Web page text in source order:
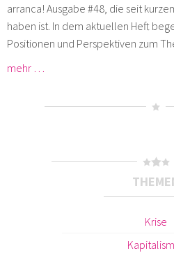
arranca! Ausgabe #48, die seit
haben ist. In dem aktuellen Heft
Positionen und Perspektiven zum
mehr …
Krise